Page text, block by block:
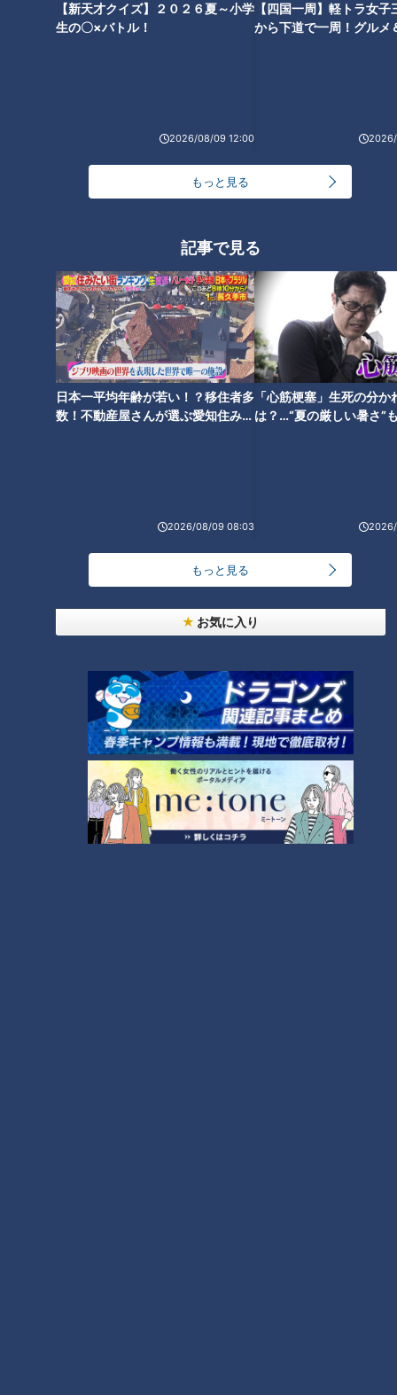
【新天才クイズ】２０２６夏～小学
生の〇×バトル！
2026/08/09 12:00
【四国一周】軽トラ女子
から下道で一周！グルメ
もっと見る
記事で見る
日本一平均年齢が若い！？移住者多
数！不動産屋さんが選ぶ愛知住みた
2026/08/09 08:03
「心筋梗塞」生死の分か
は？…“夏の厳しい暑さ”
もっと見る
お気に入り
6 白菜の葉元は7cm長さの縦細切りにし、葉先はざく切りに
8 豚肉をくぐらせて火を通し、野菜、鍋つゆとともに器にと
CBCテレビ「キユーピー３分クッキング」 2025年3月6日 放
この記事の画像を見る
この記事を見たあなたへのおすすめ
ーピー３分クッキング】
「シーフードカレー」の作り方
【キユーピー３分クッキング】
「夏野菜のフリッタータ」の作
り方【キユーピー３分クッキン
グ】